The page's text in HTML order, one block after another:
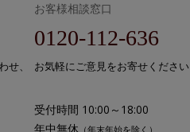
、
お客様相談窓口
0120-112-636
お気軽にご意見をお寄せください
受付時間 10:00～18:00
年中無休 （年末年始を除く）